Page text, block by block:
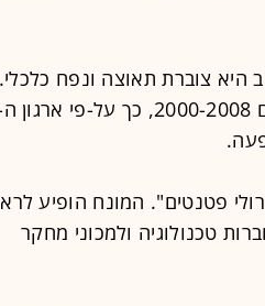
פטנטים". המונח הופיע
לחברות טכנולוגיה ולמכוני מחקר